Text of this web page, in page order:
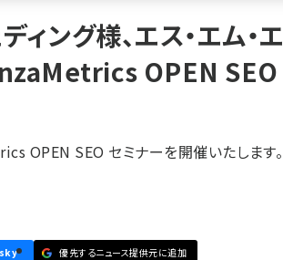
ング様、エス・エム・エ
OPEN SEO
OPEN SEO セミナーを開催いたします。
優先するニュース提供元に追加